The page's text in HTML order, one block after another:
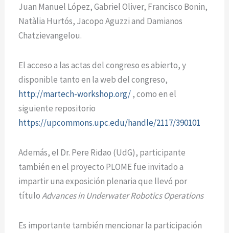
Juan Manuel López, Gabriel Oliver, Francisco Bonin,
Natàlia Hurtós, Jacopo Aguzzi and Damianos
Chatzievangelou.
El acceso a las actas del congreso es abierto, y
disponible tanto en la web del congreso,
http://martech-workshop.org/, como en el
siguiente repositorio
https://upcommons.upc.edu/handle/2117/390101
Además, el Dr. Pere Ridao (UdG), participante
también en el proyecto PLOME fue invitado a
impartir una exposición plenaria que llevó por
títuloAdvances in Underwater Robotics Operations
Es importante también mencionar la participación